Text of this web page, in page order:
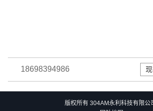
18698394986
版权所有 304AM永利科技有限公